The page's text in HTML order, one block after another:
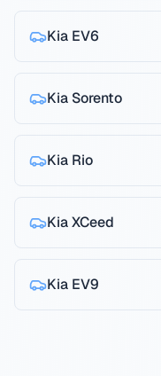
Kia EV6
Kia Sorento
Kia Rio
KiaXCeed
Kia EV9